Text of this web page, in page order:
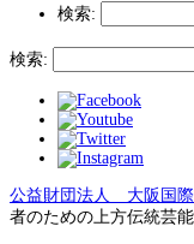
検索:
検索:
公益財団法人 大阪国際
者のための上方伝統芸